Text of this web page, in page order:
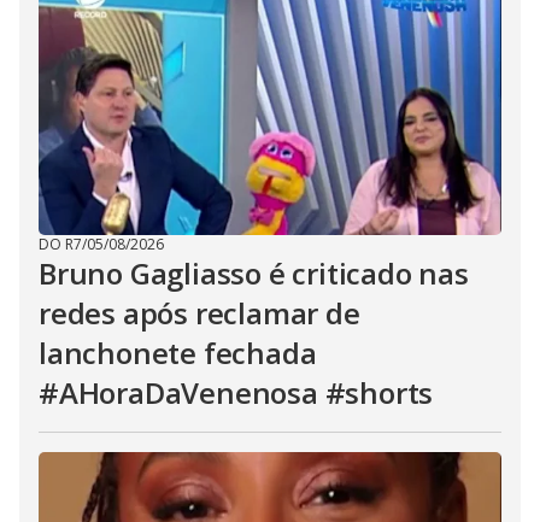
DO R7/05/08/2026
Bruno Gagliasso é criticado nas
redes após reclamar de
lanchonete fechada
#AHoraDaVenenosa #shorts